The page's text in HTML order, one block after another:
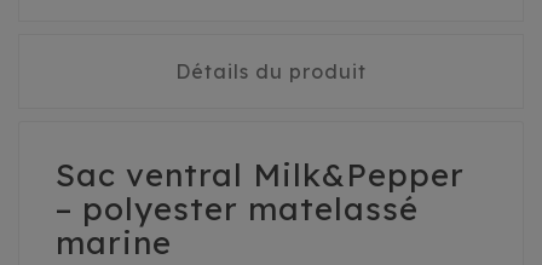
Détails du produit
Sac ventral Milk&Pepper
– polyester matelassé
marine